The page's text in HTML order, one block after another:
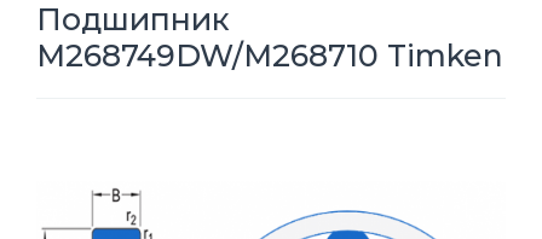
Подшипник
M268749DW/M268710 Timken